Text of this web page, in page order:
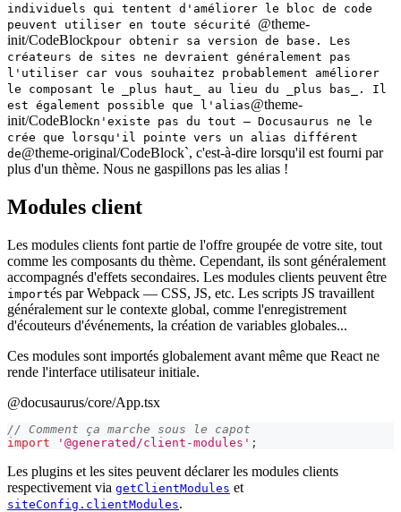
individuels qui tentent d'améliorer le bloc de code
peuvent utiliser en toute sécurité @theme-
init/CodeBlockpour obtenir sa version de base. Les
créateurs de sites ne devraient généralement pas
l'utiliser car vous souhaitez probablement améliorer
le composant le _plus haut_ au lieu du _plus bas_. Il
est également possible que l'alias@theme-
init/CodeBlockn'existe pas du tout — Docusaurus ne le
crée que lorsqu'il pointe vers un alias différent
de@theme-original/CodeBlock`, c'est-à-dire lorsqu'il est fourni par
plus d'un thème. Nous ne gaspillons pas les alias !
Modules client
Les modules clients font partie de l'offre groupée de votre site, tout
comme les composants du thème. Cependant, ils sont généralement
accompagnés d'effets secondaires. Les modules clients peuvent être
importés par Webpack — CSS, JS, etc. Les scripts JS travaillent
généralement sur le contexte global, comme l'enregistrement
d'écouteurs d'événements, la création de variables globales...
Ces modules sont importés globalement avant même que React ne
rende l'interface utilisateur initiale.
@docusaurus/core/App.tsx
// Comment ça marche sous le capot
import
'@generated/client-modules' ;
Les plugins et les sites peuvent déclarer les modules clients
respectivement via getClientModules et
siteConfig.clientModules.